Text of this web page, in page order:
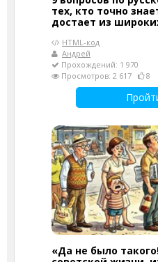
тех, кто точно
достает из
HTML-код
Андрей
Прохождений: 1 970
Просмотров: 2 617
8
«Да не было